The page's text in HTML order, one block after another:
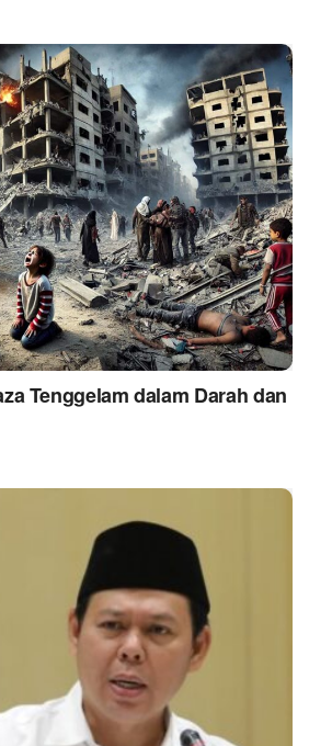
Tenggelam dalam Darah dan